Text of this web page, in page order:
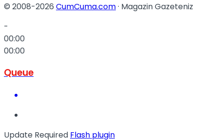
© 2008-2026 CumCuma.com· Magazin Gazeteniz
-
00:00
00:00
Queue
Update Required Flash plugin